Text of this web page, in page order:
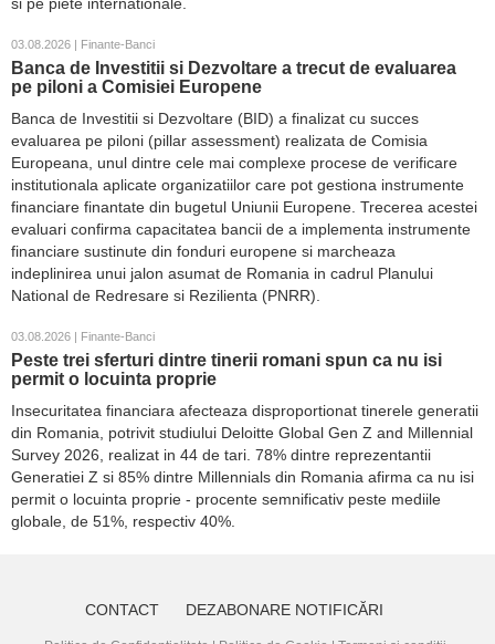
03.08.2026 | Finante-Banci
Banca de Investitii si Dezvoltare a trecut de evaluarea
pe piloni a Comisiei Europene
Banca de Investitii si Dezvoltare (BID) a finalizat cu succes
evaluarea pe piloni (pillar assessment) realizata de Comisia
Europeana, unul dintre cele mai complexe procese de verificare
institutionala aplicate organizatiilor care pot gestiona instrumente
financiare finantate din bugetul Uniunii Europene. Trecerea acestei
evaluari confirma capacitatea bancii de a implementa instrumente
financiare sustinute din fonduri europene si marcheaza
indeplinirea unui jalon asumat de Romania in cadrul Planului
National de Redresare si Rezilienta (PNRR).
03.08.2026 | Finante-Banci
Peste trei sferturi dintre tinerii romani spun ca nu isi
permit o locuinta proprie
Insecuritatea financiara afecteaza disproportionat tinerele generatii
din Romania, potrivit studiului Deloitte Global Gen Z and Millennial
Survey 2026, realizat in 44 de tari. 78% dintre reprezentantii
Generatiei Z si 85% dintre Millennials din Romania afirma ca nu isi
permit o locuinta proprie - procente semnificativ peste mediile
globale, de 51%, respectiv 40%.
CONTACT DEZABONARE NOTIFICĂRI